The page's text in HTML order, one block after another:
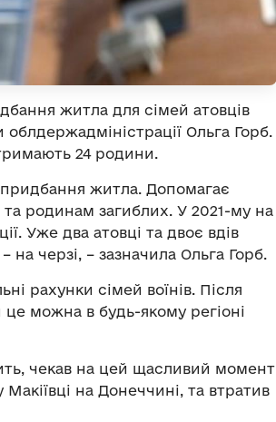
житла для сімей атовців
Ольга Горб.
24 родини.
житла. Допомагає
та родинам загиблих. У 2021-му на
Уже два атовці та двоє вдів
черзі, – зазначила Ольга Горб.
рахунки сімей воїнів. Після
можна в будь-якому регіоні
чекав на цей щасливий момент
на Донеччині, та втратив